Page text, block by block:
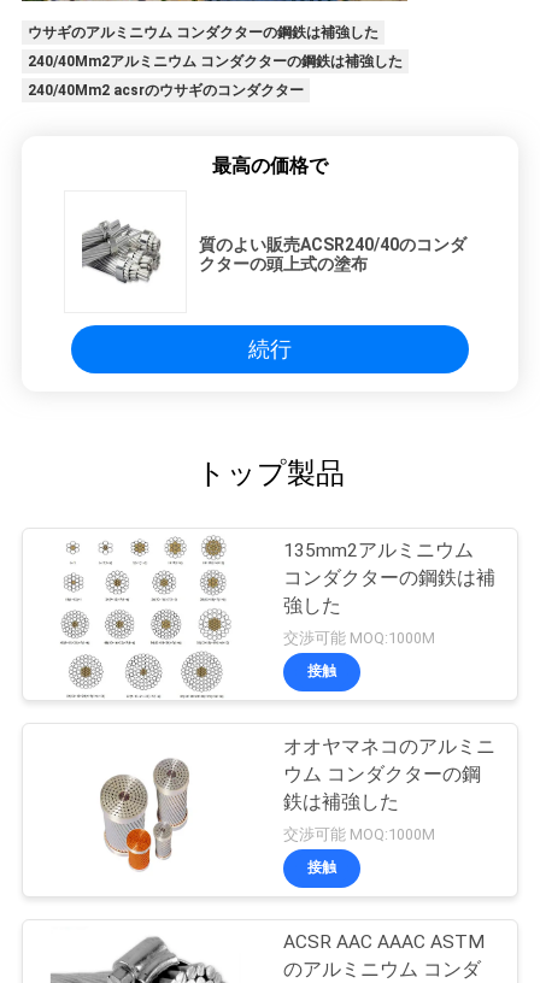
ウサギのアルミニウム コンダクターの鋼鉄は補強した
240/40Mm2アルミニウム コンダクターの鋼鉄は補強した
240/40Mm2 acsrのウサギのコンダクター
最高の価格で
質のよい販売ACSR240/40のコンダ
クターの頭上式の塗布
続行
トップ製品
135mm2アルミニウム
コンダクターの鋼鉄は補
強した
交渉可能 MOQ:1000M
接触
オオヤマネコのアルミニ
ウム コンダクターの鋼
鉄は補強した
交渉可能 MOQ:1000M
接触
ACSR AAC AAAC ASTM
のアルミニウム コンダ